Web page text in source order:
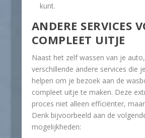
kunt.
ANDERE SERVICES
COMPLEET UITJE
Naast het zelf wassen van je
verschillende andere services die
helpen om je bezoek aan de
compleet uitje te maken. Deze
proces niet alleen efficiënter,
Denk bijvoorbeeld aan de
mogelijkheden: